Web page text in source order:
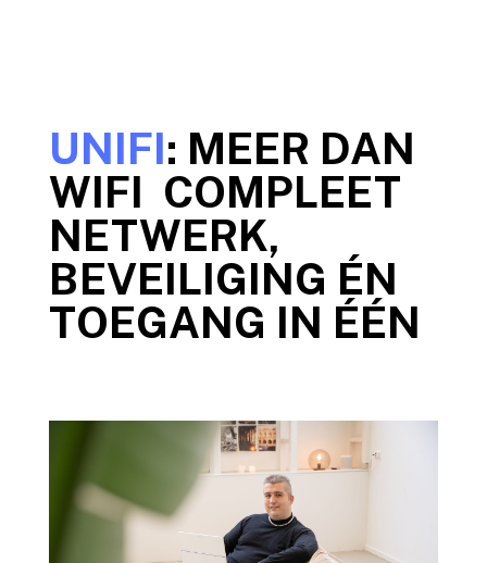
UNIFI: MEER DAN
WIFI COMPLEET
NETWERK,
BEVEILIGING ÉN
TOEGANG IN ÉÉN